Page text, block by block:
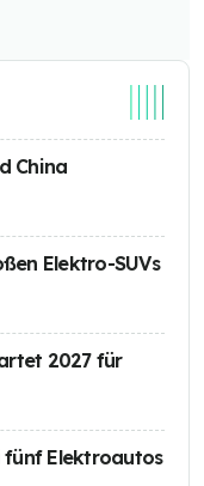
China
Elektro-SUVs
2027 für
fünf Elektroautos